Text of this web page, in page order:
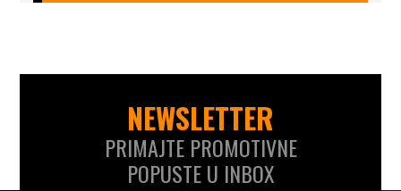
NEWSLETTER
PRIMAJTE PROMOTIVNE
POPUSTE U INBOX